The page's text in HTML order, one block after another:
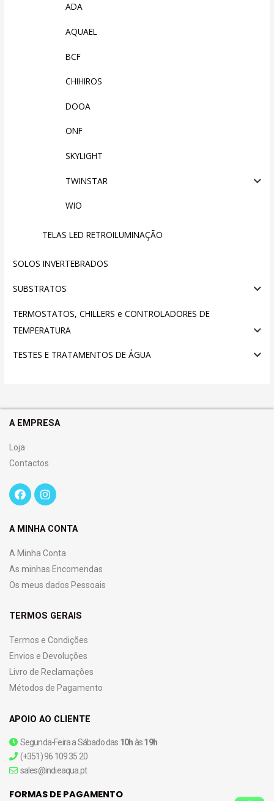
ADA
AQUAEL
BCF
CHIHIROS
DOOA
ONF
SKYLIGHT
TWINSTAR
WIO
TELAS LED RETROILUMINAÇÃO
SOLOS INVERTEBRADOS
SUBSTRATOS
TERMOSTATOS, CHILLERS e CONTROLADORES DE
TEMPERATURA
TESTES E TRATAMENTOS DE ÁGUA
A EMPRESA
Loja
Contactos
A MINHA CONTA
A Minha Conta
As minhas Encomendas
Os meus dados Pessoais
TERMOS GERAIS
Termos e Condições
Envios e Devoluções
Livro de Reclamações
Métodos de Pagamento
APOIO AO CLIENTE
Segunda-Feira a Sábado das 10h às19h
(+351) 96 109 35 20
sales@indieaqua.pt
FORMAS DE PAGAMENTO